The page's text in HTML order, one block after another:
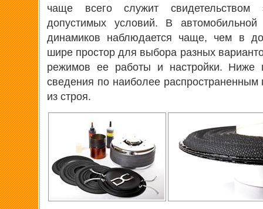
чаще всего служит свидетельством
допустимых условий. В автомобильной
динамиков наблюдается чаще, чем в
шире простор для выбора разных
режимов ее работы и настройки. Ниже
сведения по наиболее
из строя.